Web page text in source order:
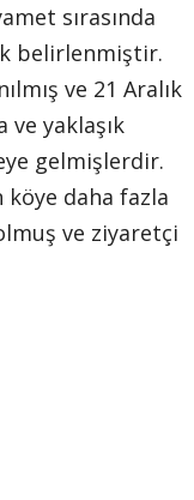
sırasında
belirlenmiştir.
ve 21 Aralık
yaklaşık
gelmişlerdir.
daha fazla
ve ziyaretçi